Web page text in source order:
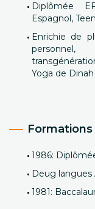
Diplômée
Espagnol,
Enrichie de
personnel,
Yoga de
1986:
Deug langues
1981: